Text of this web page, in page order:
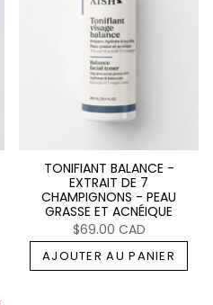
TONIFIANT BALANCE -
EXTRAIT DE 7
CHAMPIGNONS - PEAU
GRASSE ET ACNÉIQUE
$69.00 CAD
AJOUTER AU PANIER